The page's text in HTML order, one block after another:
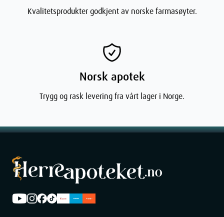
Kvalitetsprodukter godkjent av norske farmasøyter.
Norsk apotek
Trygg og rask levering fra vårt lager i Norge.